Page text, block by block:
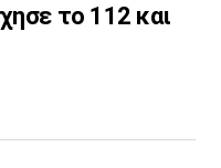
το 112 και